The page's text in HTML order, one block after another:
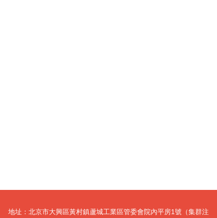
地址：北京市大興區黃村鎮蘆城工業區管委會院內平房1號（集群注